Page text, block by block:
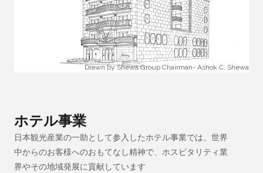
Drawn by Shewa Group Chairman- Ashok C. Shewa
ホテル事業
日本観光産業の一助として参入したホテル事業では、世界
中からのお客様へのおもてなし精神で、ホスピタリティ業
界やその地域発展に貢献しています